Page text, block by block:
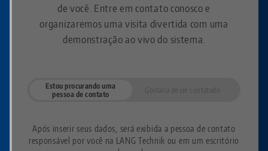
de você. Entre em contato conosco e
organizaremos uma visita divertida com uma
demonstração ao vivo do sistema.
Estou procurando uma
pessoa de contato
Gostaria de ser contatado
Após inserir seus dados, será exibida a pessoa de contato
responsável por você na LANG Technik ou em um escritório